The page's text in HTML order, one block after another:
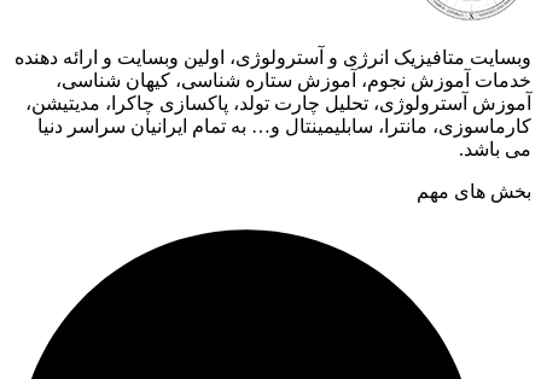
وبسایت متافیزیک انرژی و آسترولوژی، اولین وبسایت و ارائه دهنده
خدمات آموزش نجوم، آموزش ستاره شناسی، کیهان شناسی،
آموزش آسترولوژی، تحلیل چارت تولد، پاکسازی چاکرا، مدیتیشن،
کارماسوزی، مانترا، سابلیمینتال و… به تمام ایرانیان سراسر دنیا
می باشد.
بخش های مهم